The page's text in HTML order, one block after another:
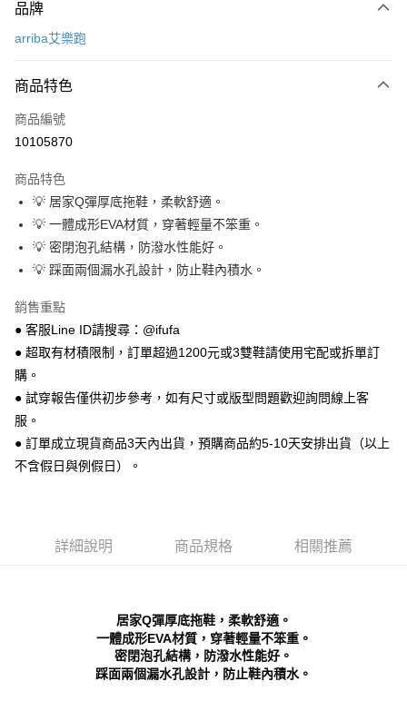
信用卡一次付款
LINE Pay
Apple Pay
悠遊付
Google Pay
全盈+PAY
相關說明
【關於「AFTEE先享後付」】
AFTEE先享後付是「在收到商品之後才付款」的支付方式。 讓您購物簡單
１．簡單：不需註冊會員、不需綁卡、不需儲值。
２．便利：只要手機號碼，簡訊認證，即可結帳。
３．安心：先確認商品／服務後，再付款。
【「AFTEE先享後付」結帳流程】
１．於結帳方式選擇「AFTEE先享後付」後，將跳轉至「AFTEE先享後付」
※ 請注意：結帳手續完成當下不需立刻繳費，但若您需要取消訂單，請聯絡
https://netprotections.freshdesk.com/support/home
１．透過由恩沛科技股份有限公司提供之「AFTEE先享後付」服務完成之交
ATM付款
運送方式
全家 取貨付款
每筆NT$70，滿NT$999(含以上)免運費
付款後 全家取貨
每筆NT$70，滿NT$999(含以上)免運費
每筆NT$90，滿NT$999(含以上)免運費
品牌
arriba艾樂跑
商品特色
商品編號
10105870
商品特色
💡 居家Q彈厚底拖鞋，柔軟舒適。
💡 一體成形EVA材質，穿著輕量不笨重。
💡 密閉泡孔結構，防潑水性能好。
💡 踩面兩個漏水孔設計，防止鞋內積水。
銷售重點
● 客服Line ID請搜尋：@ifufa
● 超取有材積限制，訂單超過1200元或3雙鞋請使用宅配或拆單訂
購。
● 試穿報告僅供初步參考，如有尺寸或版型問題歡迎詢問線上客
服。
● 訂單成立現貨商品3天內出貨，預購商品約5-10天安排出貨（以上
不含假日與例假日）。
詳細說明 商品規格 相關推薦
居家Q彈厚底拖鞋，柔軟舒適。
一體成形EVA材質，穿著輕量不笨重。
密閉泡孔結構，防潑水性能好。
踩面兩個漏水孔設計，防止鞋內積水。